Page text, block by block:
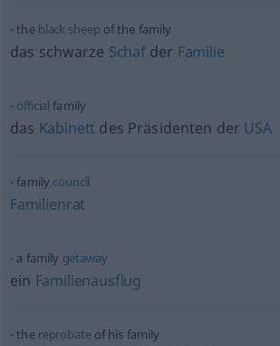
the black sheep of the family
das schwarze Schafder Familie
official family
das Kabinett des Präsidenten der USA
family council
Familienrat
a family getaway
ein Familienausflug
the reprobateof his family